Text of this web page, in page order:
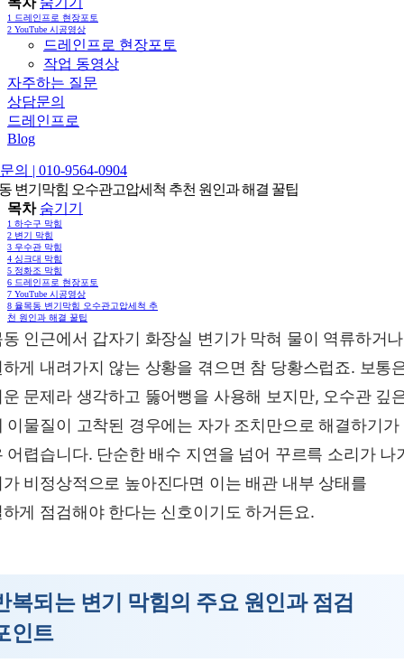
1 드레인프로 현장포토
2 YouTube 시공영상
드레인프로 현장포토
작업 동영상
자주하는 질문
상담문의
드레인프로
Blog
의 | 010-9564-0904
변기막힘 오수관고압세척 추천 원인과 해결 꿀팁
목차 숨기기
1 하수구 막힘
2 변기 막힘
3 우수관 막힘
4 싱크대 막힘
5 정화조 막힘
6 드레인프로 현장포토
7 YouTube 시공영상
8 율목동 변기막힘 오수관고압세척 추
천 원인과 해결 꿀팁
인근에서 갑자기 화장실 변기가 막혀 물이 역류하거나
게 내려가지 않는 상황을 겪으면 참 당황스럽죠. 보통
문제라 생각하고 뚫어뻥을 사용해 보지만, 오수관 깊
이물질이 고착된 경우에는 자가 조치만으로 해결하기가
어렵습니다. 단순한 배수 지연을 넘어 꾸르륵 소리가 나
비정상적으로 높아진다면 이는 배관 내부 상태를
게 점검해야 한다는 신호이기도 하거든요.
복되는 변기 막힘의 주요 원인과 점검
인트